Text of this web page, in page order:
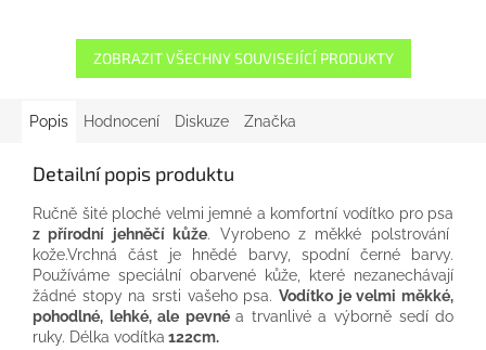
ZOBRAZIT VŠECHNY SOUVISEJÍCÍ PRODUKTY
Popis Hodnocení Diskuze Značka
Detailní popis produktu
Ručně šité ploché velmi jemné a komfortní vodítko pro psa
z přírodní jehněčí kůže. Vyrobeno z měkké polstrování
kože.Vrchná
část je hnědé barvy, spodní černé barvy.
Používáme speciální obarvené kůže, které nezanechávají
žádné stopy na srsti vašeho psa. Vodítko je velmi měkké,
pohodlné, lehké, ale pevné a trvanlivé a výborně sedí do
ruky. Délka vodítka 122cm.